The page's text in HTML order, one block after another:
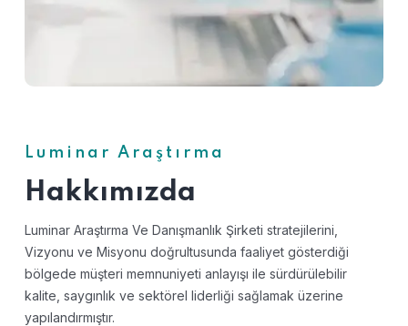
Luminar Araştırma
Hakkımızda
Luminar Araştırma Ve Danışmanlık Şirketi stratejilerini,
Vizyonu ve Misyonu doğrultusunda faaliyet gösterdiği
bölgede müşteri memnuniyeti anlayışı ile sürdürülebilir
kalite, saygınlık ve sektörel liderliği sağlamak üzerine
yapılandırmıştır.